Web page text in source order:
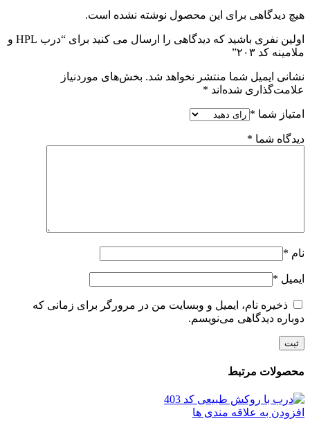
هیچ دیدگاهی برای این محصول نوشته نشده است.
اولین نفری باشید که دیدگاهی را ارسال می کنید برای “درب HPL و
ملامینه کد ۲۰۳”
نشانی ایمیل شما منتشر نخواهد شد. بخش‌های موردنیاز
علامت‌گذاری شده‌اند *
امتیاز شما *
دیدگاه شما *
نام *
ایمیل *
ذخیره نام، ایمیل و وبسایت من در مرورگر برای زمانی که
دوباره دیدگاهی می‌نویسم.
محصولات مرتبط
افزودن به علاقه مندی ها